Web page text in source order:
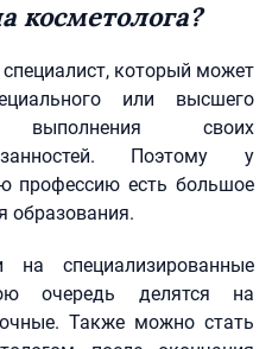
косметолога?
специалист, который может
или высшего
своих
Поэтому у
профессию есть большое
образования.
специализированные
очередь делятся на
Также можно стать